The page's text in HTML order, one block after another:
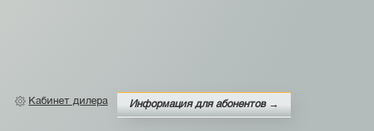
Кабинет дилера Информация для абонентов →